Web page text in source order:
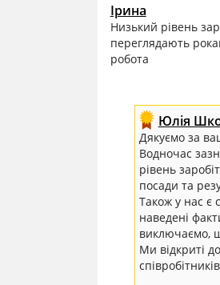
Ірина
Низький рівень
переглядають
робота
Юлія
Дякуємо за
Водночас
рівень
посади та
Також у нас є
наведені
виключаємо,
Ми відкриті